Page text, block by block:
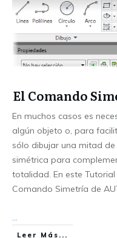
El Comando
En muchos casos es
algún objeto o, para
sólo dibujar una mitad
simétrica para
totalidad. En este
Comando Simetría de
Leer Más...